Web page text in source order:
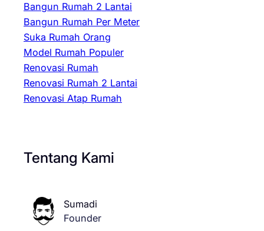
Bangun Rumah 2 Lantai
Bangun Rumah Per Meter
Suka Rumah Orang
Model Rumah Populer
Renovasi Rumah
Renovasi Rumah 2 Lantai
Renovasi Atap Rumah
Tentang Kami
Sumadi
Founder